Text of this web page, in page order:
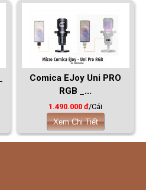
Comica EJoy Uni PRO
RGB _...
1.490.000 đ/Cái
Xem Chi Tiết